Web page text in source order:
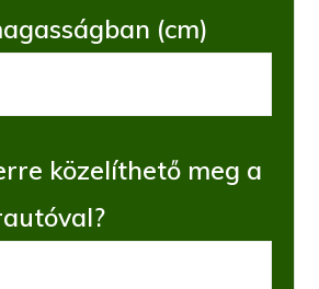
(cm)
közelíthető meg a